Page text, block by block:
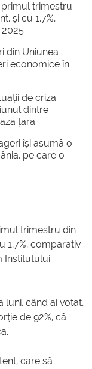
primul trimestru
și cu 1,7%,
din Uniunea
economice în
de criză
dintre
țara
își asumă o
pe care o
trimestru din
1,7%, comparativ
Institutului
luni, când ai votat,
de 92%, că
care să